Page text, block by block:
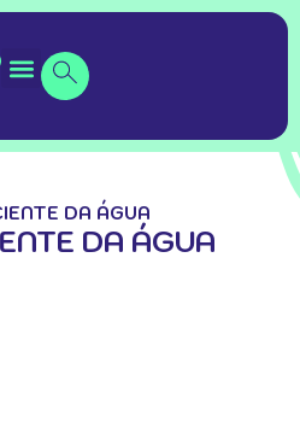
DA ÁGUA
DA ÁGUA